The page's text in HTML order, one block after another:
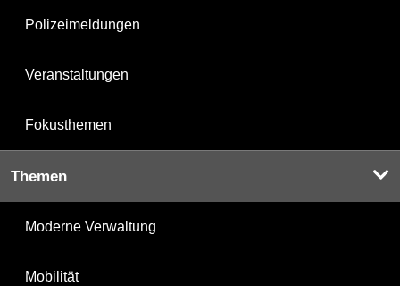
Polizeimeldungen
Veranstaltungen
Fokusthemen
Themen
Moderne Verwaltung
Mobilität